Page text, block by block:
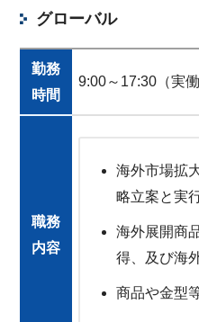
グローバル
勤務
時間
9:00～17:30（実
職務
内容
海外市場拡
略立案と実
海外展開商
得、及び海
商品や金型